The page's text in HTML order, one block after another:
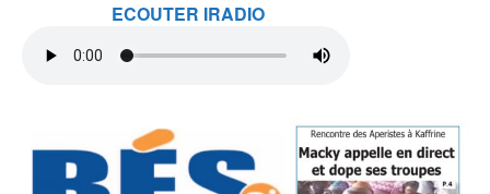
ECOUTER IRADIO